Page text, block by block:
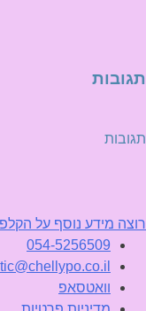
תגובות
תגובות
רוצה מידע נוסף על
054-5256509
וואטסאפ